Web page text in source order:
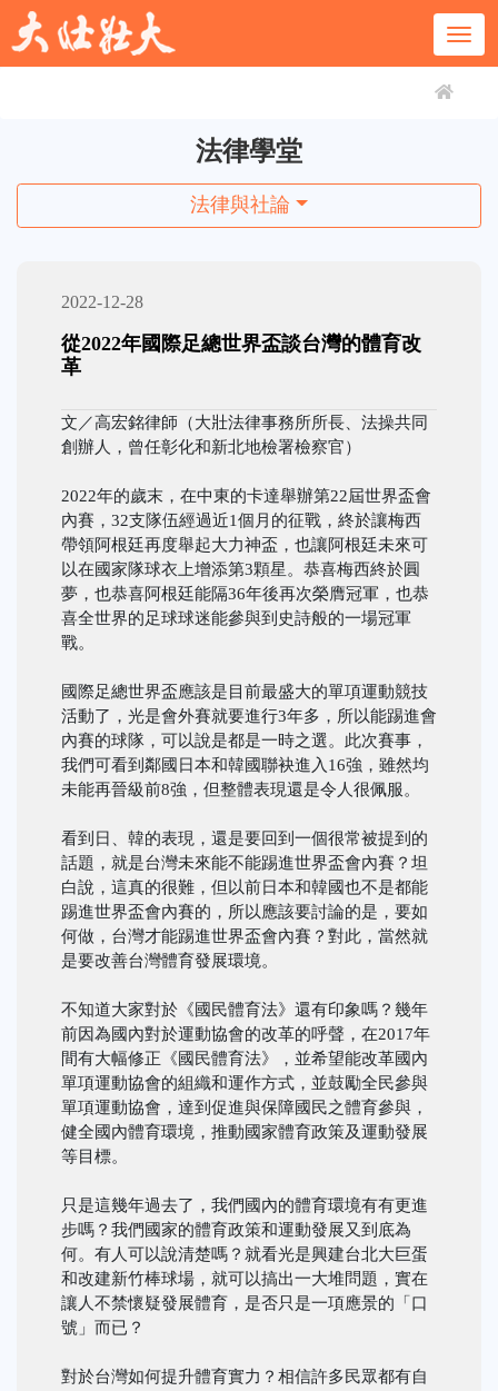
法律學堂
法律與社論
2022-12-28
從2022年國際足總世界盃談台灣的體育改
革
文／高宏銘律師（大壯法律事務所所長、法操共同
創辦人，曾任彰化和新北地檢署檢察官）
2022年的歲末，在中東的卡達舉辦第22屆世界盃會
內賽，32支隊伍經過近1個月的征戰，終於讓梅西
帶領阿根廷再度舉起大力神盃，也讓阿根廷未來可
以在國家隊球衣上增添第3顆星。恭喜梅西終於圓
夢，也恭喜阿根廷能隔36年後再次榮膺冠軍，也恭
喜全世界的足球球迷能參與到史詩般的一場冠軍
戰。
國際足總世界盃應該是目前最盛大的單項運動競技
活動了，光是會外賽就要進行3年多，所以能踢進會
內賽的球隊，可以說是都是一時之選。此次賽事，
我們可看到鄰國日本和韓國聯袂進入16強，雖然均
未能再晉級前8強，但整體表現還是令人很佩服。
看到日、韓的表現，還是要回到一個很常被提到的
話題，就是台灣未來能不能踢進世界盃會內賽？坦
白說，這真的很難，但以前日本和韓國也不是都能
踢進世界盃會內賽的，所以應該要討論的是，要如
何做，台灣才能踢進世界盃會內賽？對此，當然就
是要改善台灣體育發展環境。
不知道大家對於《國民體育法》還有印象嗎？幾年
前因為國內對於運動協會的改革的呼聲，在2017年
間有大幅修正《國民體育法》，並希望能改革國內
單項運動協會的組織和運作方式，並鼓勵全民參與
單項運動協會，達到促進與保障國民之體育參與，
健全國內體育環境，推動國家體育政策及運動發展
等目標。
只是這幾年過去了，我們國內的體育環境有有更進
步嗎？我們國家的體育政策和運動發展又到底為
何。有人可以說清楚嗎？就看光是興建台北大巨蛋
和改建新竹棒球場，就可以搞出一大堆問題，實在
讓人不禁懷疑發展體育，是否只是一項應景的「口
號」而已？
對於台灣如何提升體育實力？相信許多民眾都有自